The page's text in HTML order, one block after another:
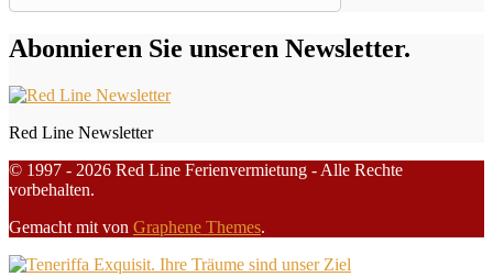
Abonnieren Sie unseren Newsletter.
Red Line Newsletter
© 1997 - 2026 Red Line Ferienvermietung - Alle Rechte
vorbehalten.
Gemacht mit von Graphene Themes.